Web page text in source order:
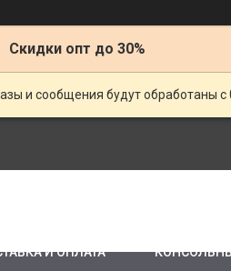
Скидки опт до 30%
и сообщения будут обработаны
И ОПЛАТА